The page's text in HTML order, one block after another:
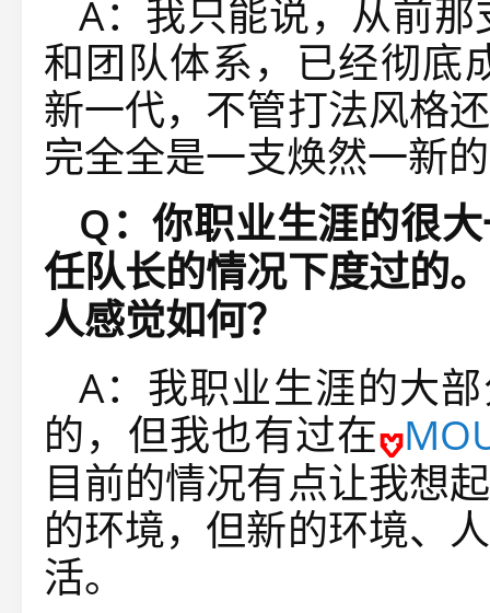
A：我只能说，从前
和团队体系，已经彻底
新一代，不管打法风格
完全全是一支焕然一新
Q：你职业生涯的很
任队长的情况下度过的
人感觉如何？
A：我职业生涯的大
的，但我也有过在
目前的情况有点让我想
的环境，但新的环境、
活。